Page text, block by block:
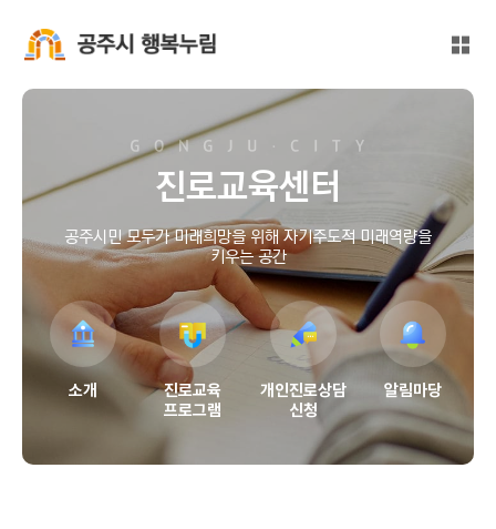
전체
진로교육센터
공주시민 모두가 미래희망을 위해 자기주도적 미래역량을
키우는 공간
소개
진로교육
프로그램
개인진로상담
신청
알림마당